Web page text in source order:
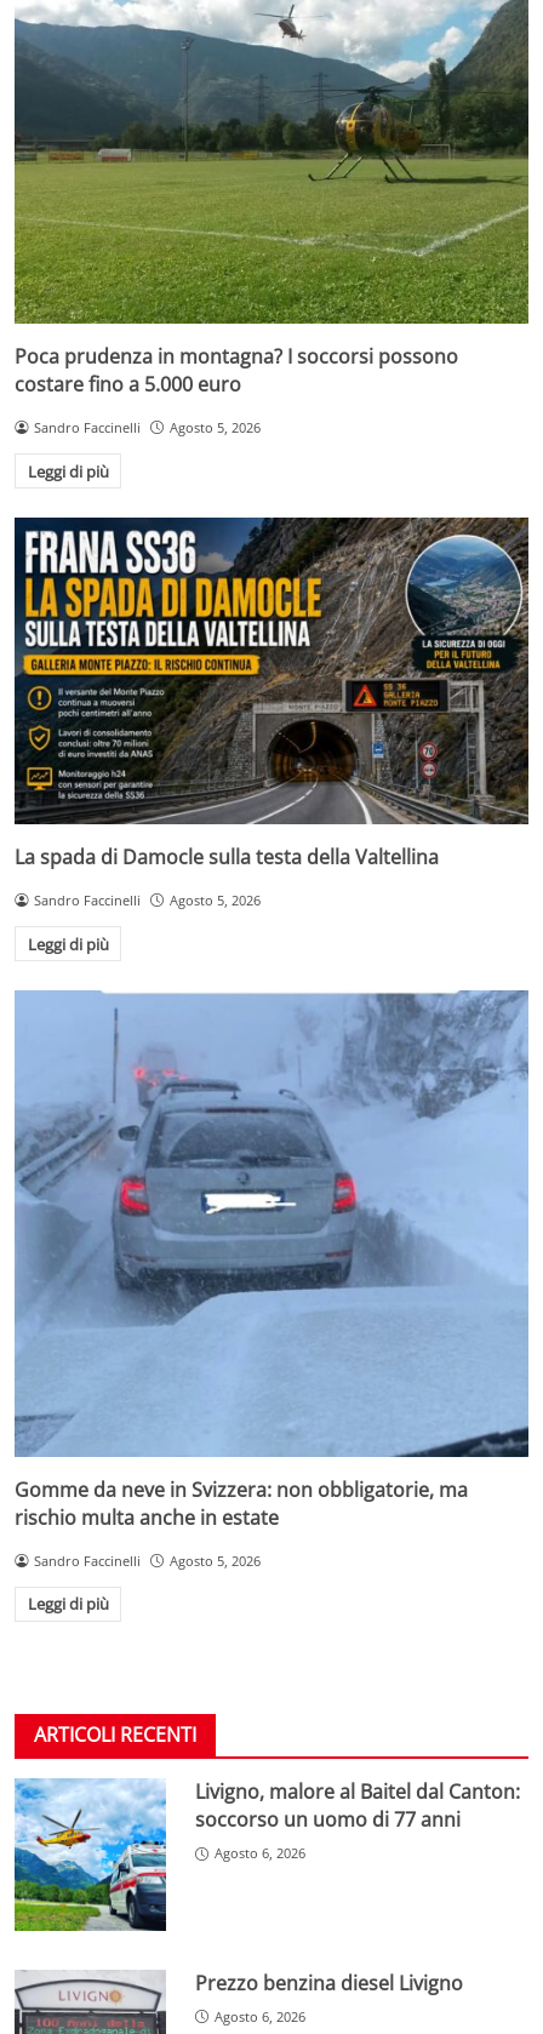
Poca prudenza in montagna? I soccorsi possono
costare fino a 5.000 euro
Sandro Faccinelli Agosto 5, 2026
Leggi di più
La spada di Damocle sulla testa della Valtellina
Sandro Faccinelli Agosto 5, 2026
Leggi di più
Gomme da neve in Svizzera: non obbligatorie, ma
rischio multa anche in estate
Sandro Faccinelli Agosto 5, 2026
Leggi di più
ARTICOLI RECENTI
Livigno, malore al Baitel dal Canton:
soccorso un uomo di 77 anni
Agosto 6, 2026
Prezzo benzina diesel Livigno
Agosto 6, 2026